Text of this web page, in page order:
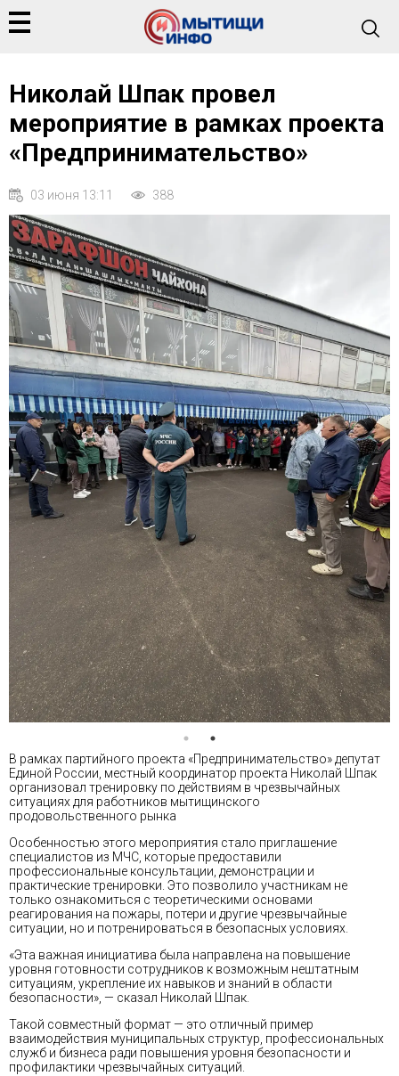
Николай Шпак провел
мероприятие в рамках проекта
«Предпринимательство»
03 июня 13:11 388
В рамках партийного проекта «Предпринимательство» депутат
Единой России, местный координатор проекта Николай Шпак
организовал тренировку по действиям в чрезвычайных
ситуациях для работников мытищинского
продовольственного рынка
Особенностью этого мероприятия стало приглашение
специалистов из МЧС, которые предоставили
профессиональные консультации, демонстрации и
практические тренировки. Это позволило участникам не
только ознакомиться с теоретическими основами
реагирования на пожары, потери и другие чрезвычайные
ситуации, но и потренироваться в безопасных условиях.
«Эта важная инициатива была направлена на повышение
уровня готовности сотрудников к возможным нештатным
ситуациям, укрепление их навыков и знаний в области
безопасности», — сказал Николай Шпак.
Такой совместный формат — это отличный пример
взаимодействия муниципальных структур, профессиональных
служб и бизнеса ради повышения уровня безопасности и
профилактики чрезвычайных ситуаций.